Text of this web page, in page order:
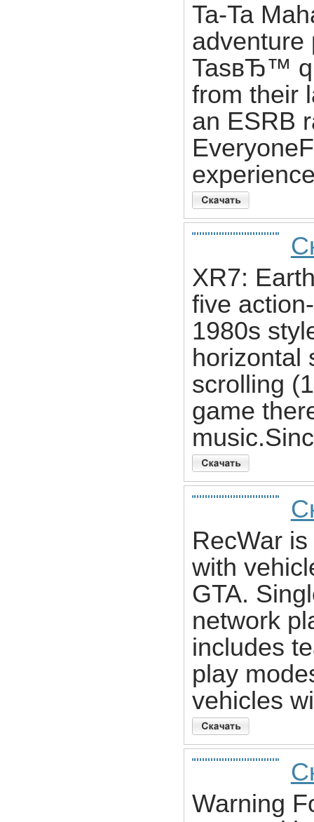
Ta-Ta
adventure
TasвЂ™
from their
an ESRB
XR7:
five
1980s
horizontal
scrolling
game
RecWar
with
GTA.
network
includes
play
vehicles wi
Warning